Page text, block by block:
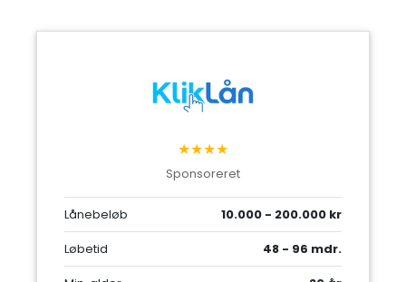
★★★★
Sponsoreret
Lånebeløb
10.000 - 200.000 kr
Løbetid
48 - 96 mdr.